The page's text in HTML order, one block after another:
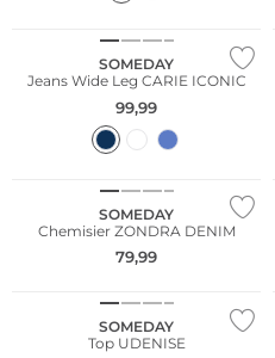
SOMEDAY
Jeans Wide Leg CARIE ICONIC
99,99
SOMEDAY
Chemisier ZONDRA DENIM
79,99
SOMEDAY
Top UDENISE